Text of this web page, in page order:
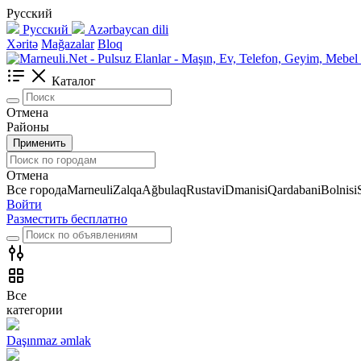
Русский
Русский
Azərbaycan dili
Xəritə Mağazalar Bloq
Каталог
Отмена
Районы
Применить
Отмена
Все городаMarneuliZalqaAğbulaqRustaviDmanisiQardabaniBolnisi
Войти
Разместить бесплатно
Все
категории
Daşınmaz əmlak